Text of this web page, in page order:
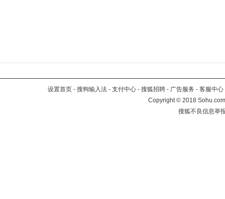
设置首页 - 搜狗输入法 - 支付中心 - 搜狐招聘 - 广告服务 - 客服中心
Copyright©2018
搜狐不良信息举